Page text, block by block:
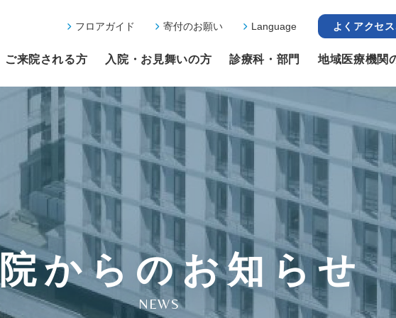
フロアガイド 寄付のお願い Language よくアクセ
ご来院される方 入院・お見舞いの方 診療科・部門 地域医療機関
からのお知らせ
NEWS